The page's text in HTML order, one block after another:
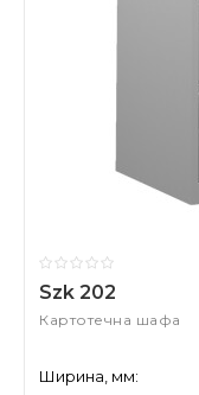
Szk 202
Картотечна шафа
Ширина, мм: